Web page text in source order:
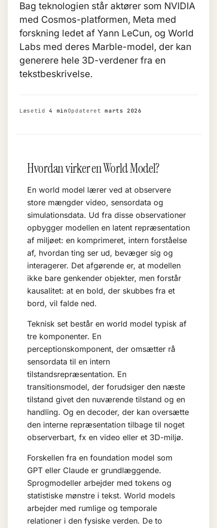
Bag teknologien står aktører som NVIDIA
med Cosmos-platformen, Meta med
forskning ledet af Yann LeCun, og World
Labs med deres Marble-model, der kan
generere hele 3D-verdener fra en
tekstbeskrivelse.
Læsetid4 min Opdateretmarts 2026
Hvordan virker en World Model?
En world model lærer ved at observere
store mængder video, sensordata og
simulationsdata. Ud fra disse observationer
opbygger modellen en latent repræsentation
af miljøet: en komprimeret, intern forståelse
af, hvordan ting ser ud, bevæger sig og
interagerer. Det afgørende er, at modellen
ikke bare genkender objekter, men forstår
kausalitet: at en bold, der skubbes fra et
bord, vil falde ned.
Teknisk set består en world model typisk af
tre komponenter. En
perceptionskomponent, der omsætter rå
sensordata til en intern
tilstandsrepræsentation. En
transitionsmodel, der forudsiger den næste
tilstand givet den nuværende tilstand og en
handling. Og en decoder, der kan oversætte
den interne repræsentation tilbage til noget
observerbart, fx en video eller et 3D-miljø.
Forskellen fra en foundation model som
GPT eller Claude er grundlæggende.
Sprogmodeller arbejder med tokens og
statistiske mønstre i tekst. World models
arbejder med rumlige og temporale
relationer i den fysiske verden. De to